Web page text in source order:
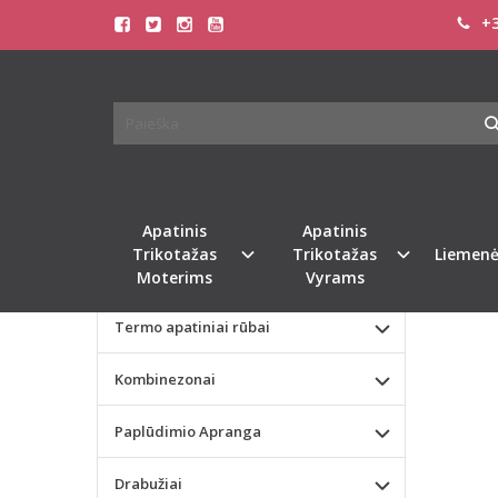
Apatinis
Trikotažas
Moterims
Apatinis
Trikotažas
Vyrams
LEG
Valentino dienos dovana
Liemenėlės
Termo apatiniai rūbai
Kombinezonai
Paplūdimio Apranga
Drabužiai